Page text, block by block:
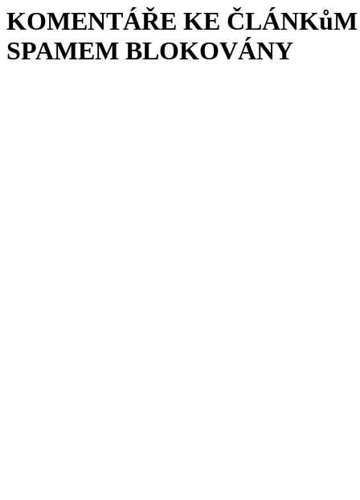
KOMENTÁŘE KE
SPAMEM BLOKOVÁNY